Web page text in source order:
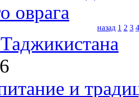
назад 1 2 3 4
Таджикистана
и